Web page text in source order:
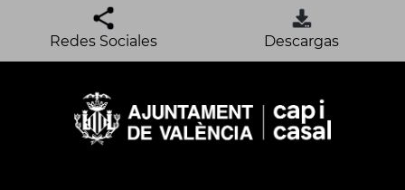
Redes Sociales Descargas